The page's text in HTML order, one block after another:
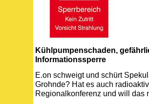
Kühlpumpenschaden,
Informationssperre
E.on schweigt und schürt
Grohnde? Hat es auch
Regionalkonferenz und will das